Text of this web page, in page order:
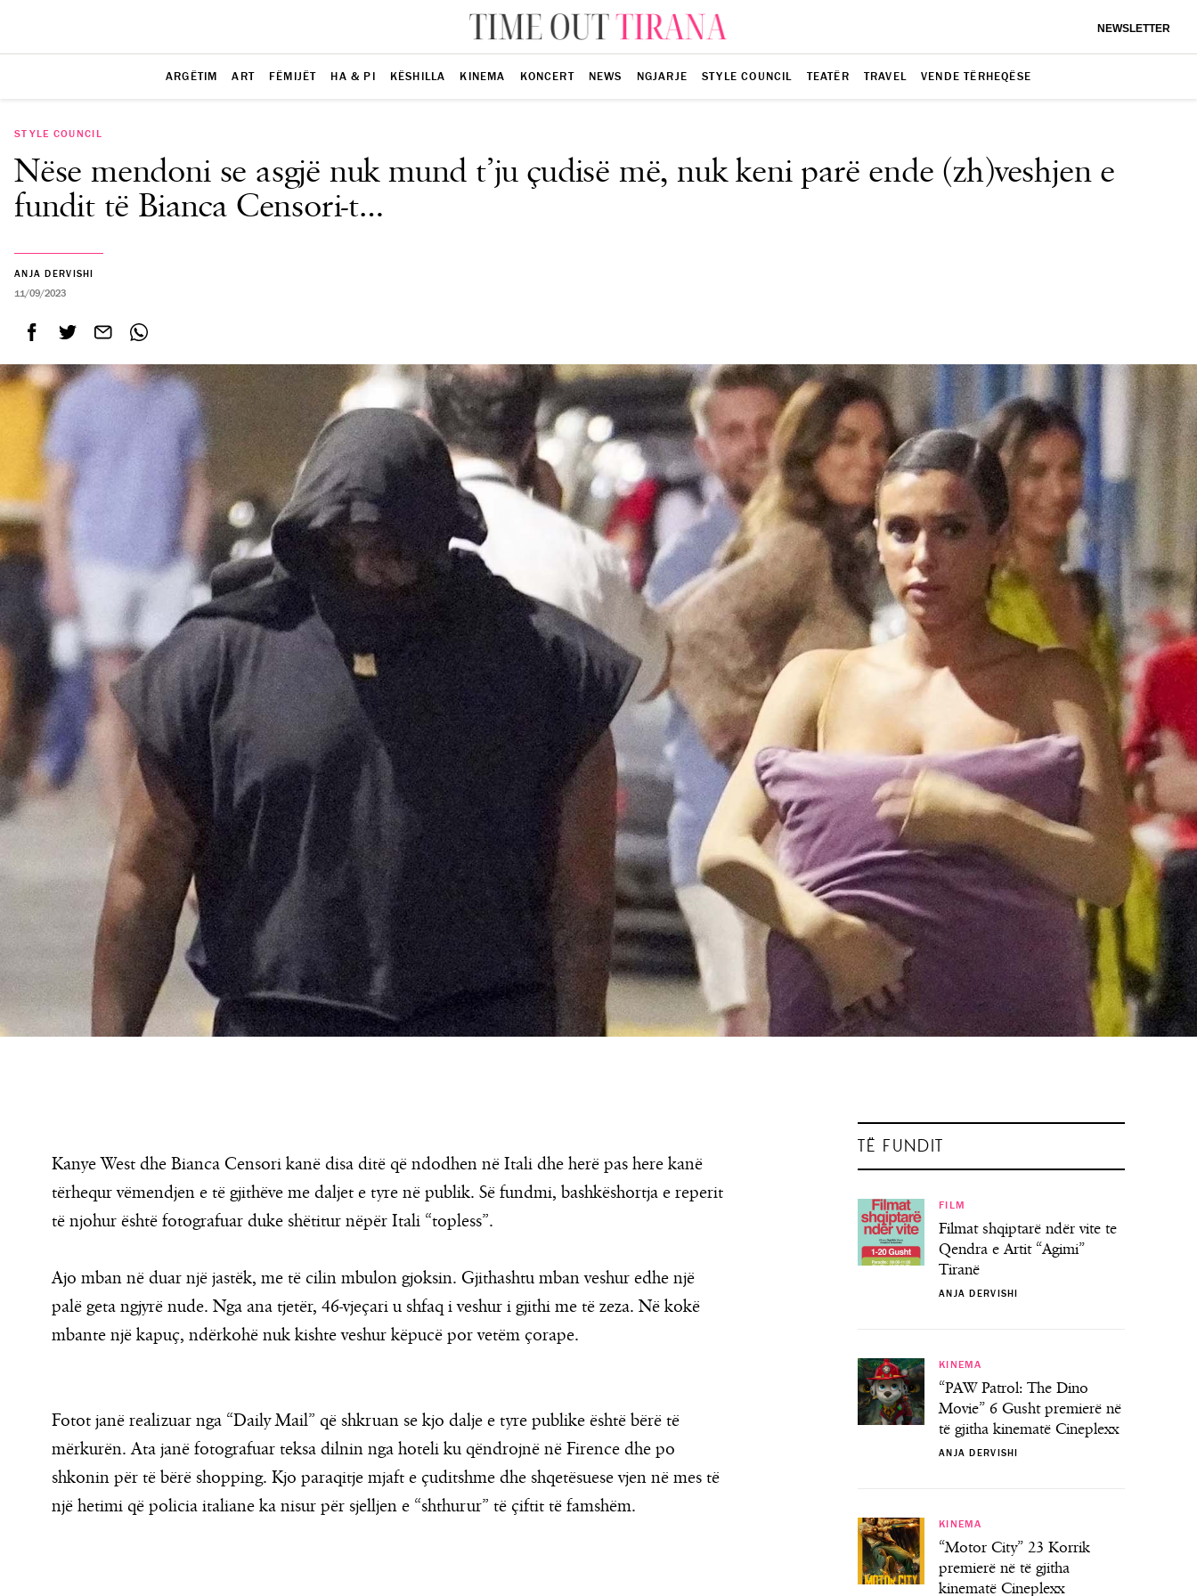
NEWSLETTER
ARGËTIM ART FËMIJËT HA & PI KËSHILLA KINEMA KONCERT NEWS NGJARJE STYLE COUNCIL TEATËR TRAVEL VENDE TËRHEQËSE
STYLE COUNCIL
Nëse mendoni se asgjë nuk mund t’ju çudisë më, nuk keni parë ende (zh)veshjen e
fundit të Bianca Censori-t…
ANJA DERVISHI
11/09/2023
Kanye West dhe Bianca Censori kanë disa ditë që ndodhen në Itali dhe herë pas here kanë
tërhequr vëmendjen e të gjithëve me daljet e tyre në publik. Së fundmi, bashkëshortja e reperit
të njohur është fotografuar duke shëtitur nëpër Itali “topless”.
Ajo mban në duar një jastëk, me të cilin mbulon gjoksin. Gjithashtu mban veshur edhe një
palë geta ngjyrë nude. Nga ana tjetër, 46-vjeçari u shfaq i veshur i gjithi me të zeza. Në kokë
mbante një kapuç, ndërkohë nuk kishte veshur këpucë por vetëm çorape.
Fotot janë realizuar nga “Daily Mail” që shkruan se kjo dalje e tyre publike është bërë të
mërkurën. Ata janë fotografuar teksa dilnin nga hoteli ku qëndrojnë në Firence dhe po
shkonin për të bërë shopping. Kjo paraqitje mjaft e çuditshme dhe shqetësuese vjen në mes të
një hetimi që policia italiane ka nisur për sjelljen e “shthurur” të çiftit të famshëm.
TË FUNDIT
FILM
Filmat shqiptarë ndër vite te
Qendra e Artit “Agimi”
Tiranë
ANJA DERVISHI
KINEMA
“PAW Patrol: The Dino
Movie” 6 Gusht premierë në
të gjitha kinematë Cineplexx
ANJA DERVISHI
KINEMA
“Motor City” 23 Korrik
premierë në të gjitha
kinematë Cineplexx